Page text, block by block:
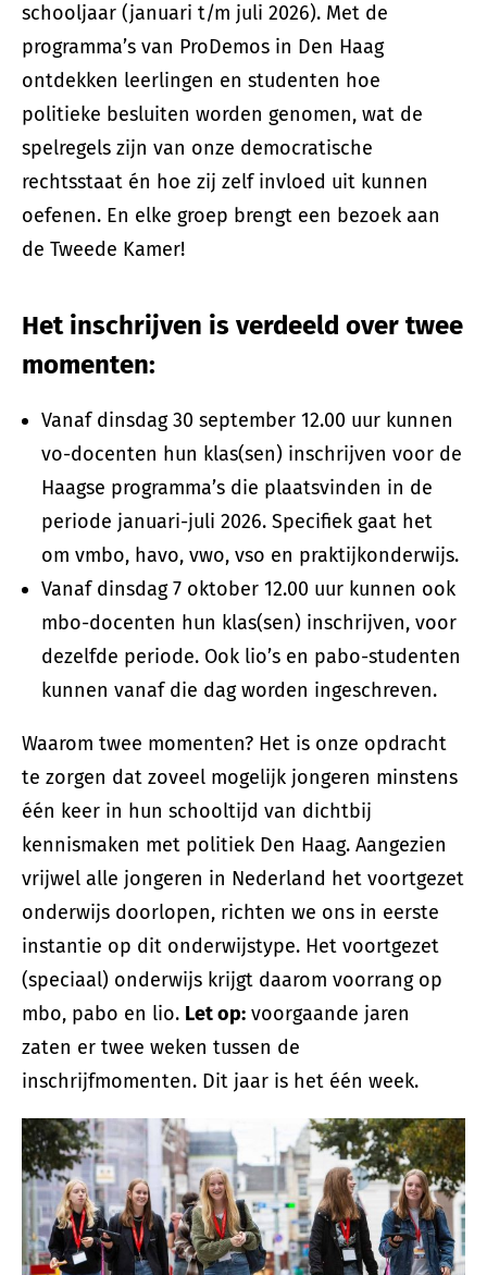
schooljaar (januari t/m juli 2026). Met de
programma’s van ProDemos in Den Haag
ontdekken leerlingen en studenten hoe
politieke besluiten worden genomen, wat de
spelregels zijn van onze democratische
rechtsstaat én hoe zij zelf invloed uit kunnen
oefenen. En elke groep brengt een bezoek aan
de Tweede Kamer!
Het inschrijven is verdeeld over twee
momenten:
Vanaf dinsdag 30 september 12.00 uur kunnen
vo-docenten hun klas(sen) inschrijven voor de
Haagse programma’s die plaatsvinden in de
periode januari-juli 2026. Specifiek gaat het
om vmbo, havo, vwo, vso en praktijkonderwijs.
Vanaf dinsdag 7 oktober 12.00 uur kunnen ook
mbo-docenten hun klas(sen) inschrijven, voor
dezelfde periode. Ook lio’s en pabo-studenten
kunnen vanaf die dag worden ingeschreven.
Waarom twee momenten? Het is onze opdracht
te zorgen dat zoveel mogelijk jongeren minstens
één keer in hun schooltijd van dichtbij
kennismaken met politiek Den Haag. Aangezien
vrijwel alle jongeren in Nederland het voortgezet
onderwijs doorlopen, richten we ons in eerste
instantie op dit onderwijstype. Het voortgezet
(speciaal) onderwijs krijgt daarom voorrang op
mbo, pabo en lio. Let op: voorgaande jaren
zaten er twee weken tussen de
inschrijfmomenten. Dit jaar is het één week.